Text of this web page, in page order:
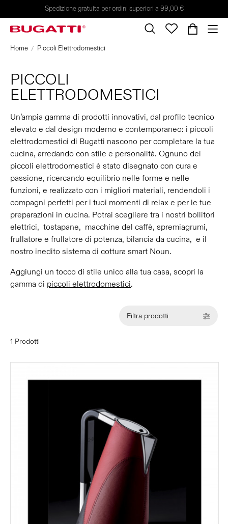
Spedizione gratuita per ordini superiori a 99,00 €
Home Piccoli Elettrodomestici
PICCOLI
ELETTRODOMESTICI
Un’ampia gamma di prodotti innovativi, dal profilo tecnico
elevato e dal design moderno e contemporaneo: i piccoli
elettrodomestici di Bugatti nascono per completare la tua
cucina, arredando con stile e personalità. Ognuno dei
piccoli elettrodomestici è stato disegnato con cura e
passione, ricercando equilibrio nelle forme e nelle
funzioni, e realizzato con i migliori materiali, rendendoli i
compagni perfetti per i tuoi momenti di relax e per le tue
preparazioni in cucina. Potrai scegliere tra i nostri bollitori
elettrici, tostapane, macchine del caffè, spremiagrumi,
frullatore e frullatore di potenza, bilancia da cucina, e il
nostro inedito sistema di cottura smart Noun.
Aggiungi un tocco di stile unico alla tua casa, scopri la
gamma di piccoli elettrodomestici.
Filtra prodotti
1 Prodotti